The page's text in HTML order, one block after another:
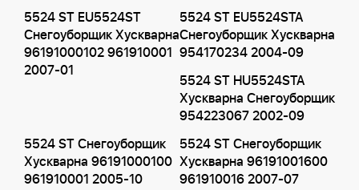
5524 ST EU5524ST
Снегоуборщик Хускварна
96191000102 961910001
2007-01
5524 ST EU5524STA
Снегоуборщик Хускварна
954170234 2004-09
5524 ST HU5524STA
Хускварна Снегоуборщик
954223067 2002-09
5524 ST Снегоуборщик
Хускварна 96191000100
961910001 2005-10
5524 ST Снегоуборщик
Хускварна 96191001600
961910016 2007-07